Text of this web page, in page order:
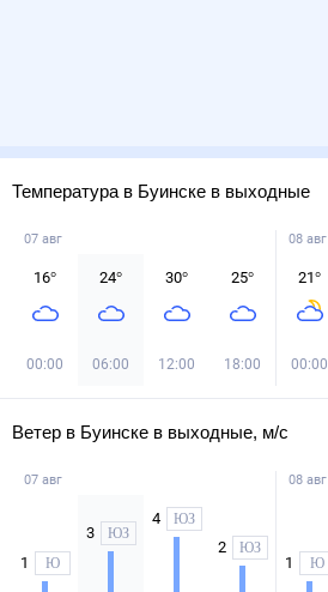
Температура в Буинске в выходные
07 авг
16°
00:00
24°
06:00
30°
12:00
25°
18:00
08 авг
21°
00:00
Ветер в Буинске в выходные, м/с
07 авг
1 Ю
3 ЮЗ
4 ЮЗ
2 ЮЗ
08 авг
1 Ю